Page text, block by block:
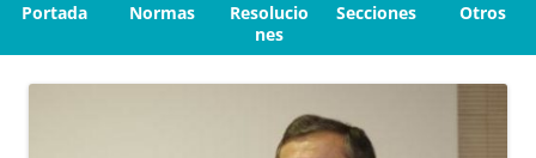
Portada Normas
Resolucio
nes
Secciones Otros